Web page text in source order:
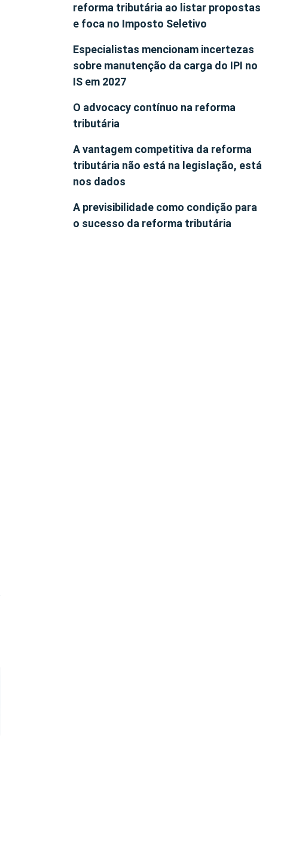
reforma tributária ao listar propostas
e foca no Imposto Seletivo
Especialistas mencionam incertezas
sobre manutenção da carga do IPI no
IS em 2027
O advocacy contínuo na reforma
tributária
A vantagem competitiva da reforma
tributária não está na legislação, está
nos dados
A previsibilidade como condição para
o sucesso da reforma tributária